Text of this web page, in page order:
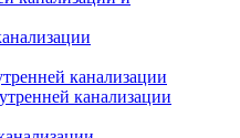
канализации
канализации